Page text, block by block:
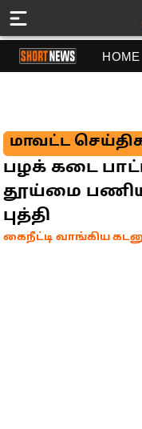
HOME
மாவட்ட
பழக் கடை
தூய்மை
புத்தி
கைநீட்டி வாங்கிய